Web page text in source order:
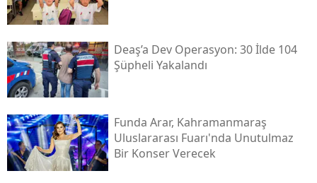
Deaş’a Dev Operasyon: 30 İlde 104
Şüpheli Yakalandı
Funda Arar, Kahramanmaraş
Uluslararası Fuarı'nda Unutulmaz
Bir Konser Verecek